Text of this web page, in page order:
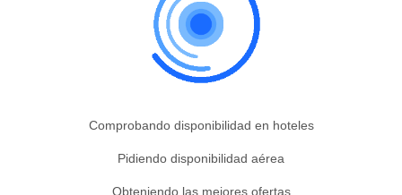
Comprobando disponibilidad en hoteles
Pidiendo disponibilidad aérea
Obteniendo las mejores ofertas